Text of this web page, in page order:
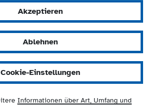
Akzeptieren
Ablehnen
Cookie-Einstellungen
Informationen über Art, Umfang und